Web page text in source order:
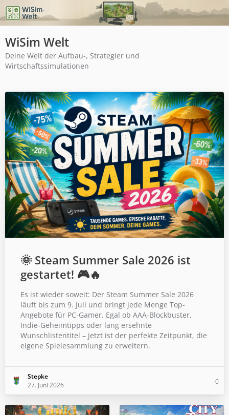
WiSim Welt
Deine Welt der Aufbau-, Strategier und
Wirtschaftssimulationen
🌞 Steam Summer Sale 2026 ist
gestartet! 🎮🔥
Es ist wieder soweit: Der Steam Summer Sale 2026
läuft bis zum 9. Juli und bringt jede Menge Top-
Angebote für PC-Gamer. Egal ob AAA-Blockbuster,
Indie-Geheimtipps oder lang ersehnte
Wunschlistentitel – jetzt ist der perfekte Zeitpunkt, die
eigene Spielesammlung zu erweitern.
Stepke
27. Juni 2026
0